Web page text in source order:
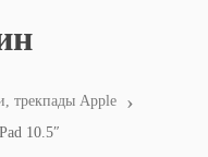
трекпады Apple ›
10.5″